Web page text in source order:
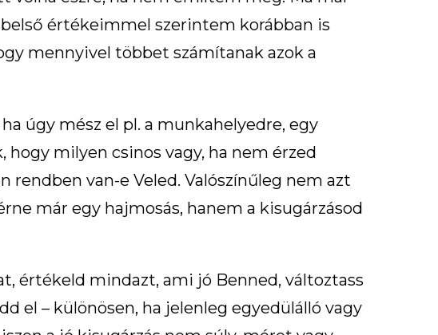
értékeimmel szerintem korábban is
mennyivel többet számítanak azok a
úgy mész el pl. a munkahelyedre, egy
milyen csinos vagy, ha nem érzed
rendben van-e Veled. Valószínűleg nem azt
már egy hajmosás, hanem a kisugárzásod
értékeld mindazt, ami jó Benned, változtass
el – különösen, ha jelenleg egyedülálló vagy